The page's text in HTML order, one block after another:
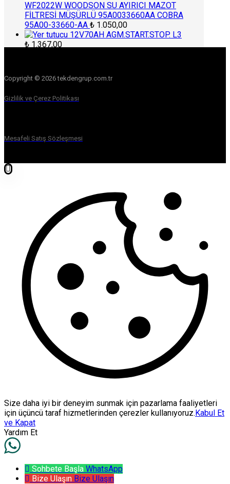
WF2022W WOODSON SU AYIRICI MAZOT
FİLTRESİ MÜŞÜRLÜ 95A0033660AA COBRA
95A00-33660-AA ₺ 1.050,00
12V70AH AGM.START.STOP. L3
₺ 1.367,00
Copyright © 2026 tekdengrup.com.tr
Gizlilik ve Çerez Politikası
Mesafeli Satış Sözleşmesi
Size daha iyi bir deneyim sunmak için pazarlama faaliyetleri
için üçüncü taraf hizmetlerinden çerezler kullanıyoruz. Kabul Et
ve Kapat
Yardım Et
Sohbete Başla WhatsApp
Bize Ulaşın Bize Ulaşın